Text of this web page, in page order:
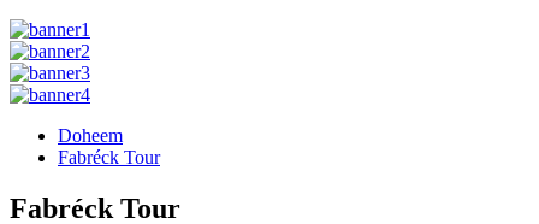
Doheem
Fabréck Tour
Fabréck Tour